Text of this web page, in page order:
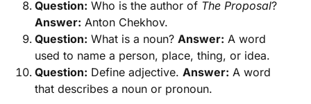
Question: Who is the author of The Proposal?
Answer: Anton Chekhov.
Question: What is a noun? Answer: A word
used to name a person, place, thing, or idea.
Question: Define adjective. Answer: A word
that describes a noun or pronoun.